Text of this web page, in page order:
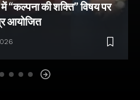
“कल्पना की शक्ति” विषय पर
आयोजित